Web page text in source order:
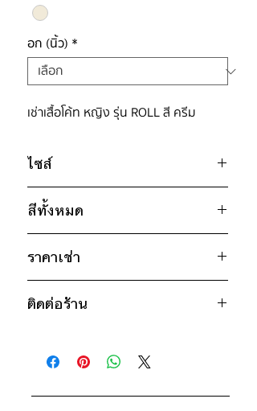
อก (นิ้ว) *
เช่าเสื้อโค้ท หญิง รุ่น ROLL สี ครีม
ไซส์
ไซส์ : M
อก 46" / เอว 46" / สะโพก 46" /
ไหล่กว้าง 21" / วงแขน 22" / ยาว
46"
สีทั้งหมด
น้ำตาล
ราคาเช่า
วันคืน)
ติดต่อร้านเพื่อสอบถามราคา
ติดต่อร้าน
ดูแผนที่ร้าน